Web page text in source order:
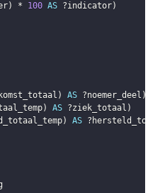
) * 100 AS ?indicator)
) AS ?noemer_deel )
) AS ?ziek_totaal )
) AS